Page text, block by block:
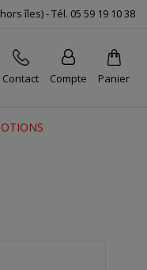
îles) -Tél. 05 59 19 10 38
Contact Compte Panier